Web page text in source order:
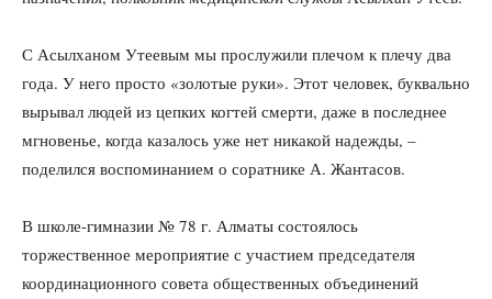
С Асылханом Утеевым мы прослужили плечом к плечу два
года. У него просто «золотые руки». Этот человек, буквально
вырывал людей из цепких когтей смерти, даже в последнее
мгновенье, когда казалось уже нет никакой надежды, –
поделился воспоминанием о соратнике А. Жантасов.
В школе-гимназии № 78 г. Алматы состоялось
торжественное мероприятие с участием председателя
координационного совета общественных объединений